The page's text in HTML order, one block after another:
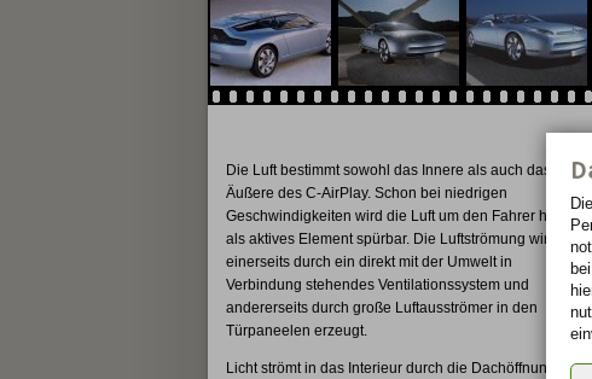
Die Luft bestimmt sowohl das Innere als auch das
Äußere des C-AirPlay. Schon bei niedrigen
Geschwindigkeiten wird die Luft um den Fahrer herum
als aktives Element spürbar. Die Luftströmung wird
einerseits durch ein direkt mit der Umwelt in
Verbindung stehendes Ventilationssystem und
andererseits durch große Luftausströmer in den
Türpaneelen erzeugt.
Licht strömt in das Interieur durch die Dachöffnungen